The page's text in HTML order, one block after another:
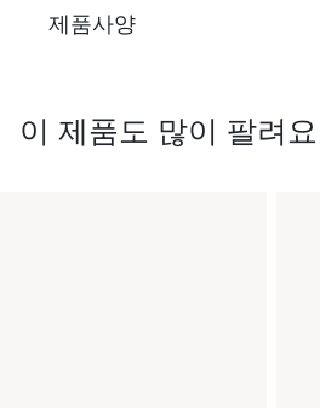
제품사양
이 제품도 많이 팔려요